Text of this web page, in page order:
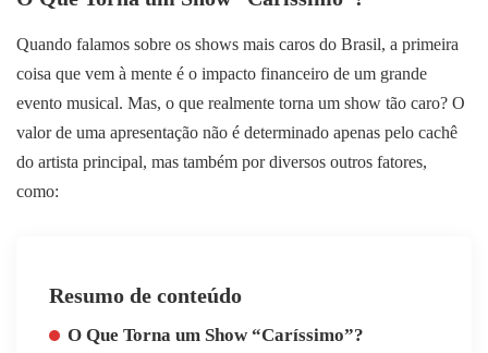
Quando falamos sobre os shows mais caros do Brasil, a primeira
coisa que vem à mente é o impacto financeiro de um grande
evento musical. Mas, o que realmente torna um show tão caro? O
valor de uma apresentação não é determinado apenas pelo cachê
do artista principal, mas também por diversos outros fatores,
como:
Resumo de conteúdo
O Que Torna um Show “Caríssimo”?